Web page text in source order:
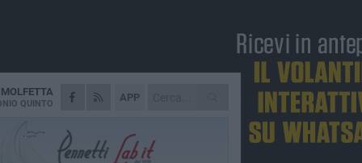
APP
MOLFETTA
QUINTO